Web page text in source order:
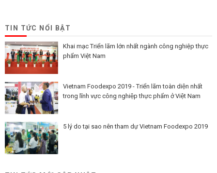
TIN TỨC NỔI BẬT
Khai mạc Triển lãm lớn nhất ngành công nghiệp thực
phẩm Việt Nam
Vietnam Foodexpo 2019 - Triển lãm toàn diện nhất
trong lĩnh vực công nghiệp thực phẩm ở Việt Nam
5 lý do tại sao nên tham dự Vietnam Foodexpo 2019